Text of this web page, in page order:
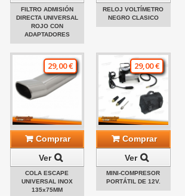
FILTRO ADMISIÓN
DIRECTA UNIVERSAL
ROJO CON
ADAPTADORES
RELOJ VOLTÍMETRO
NEGRO CLASICO
29,00 €
Comprar
Ver
COLA ESCAPE
UNIVERSAL INOX
135x75MM
29,00 €
Comprar
Ver
MINI-COMPRESOR
PORTÁTIL DE 12V.